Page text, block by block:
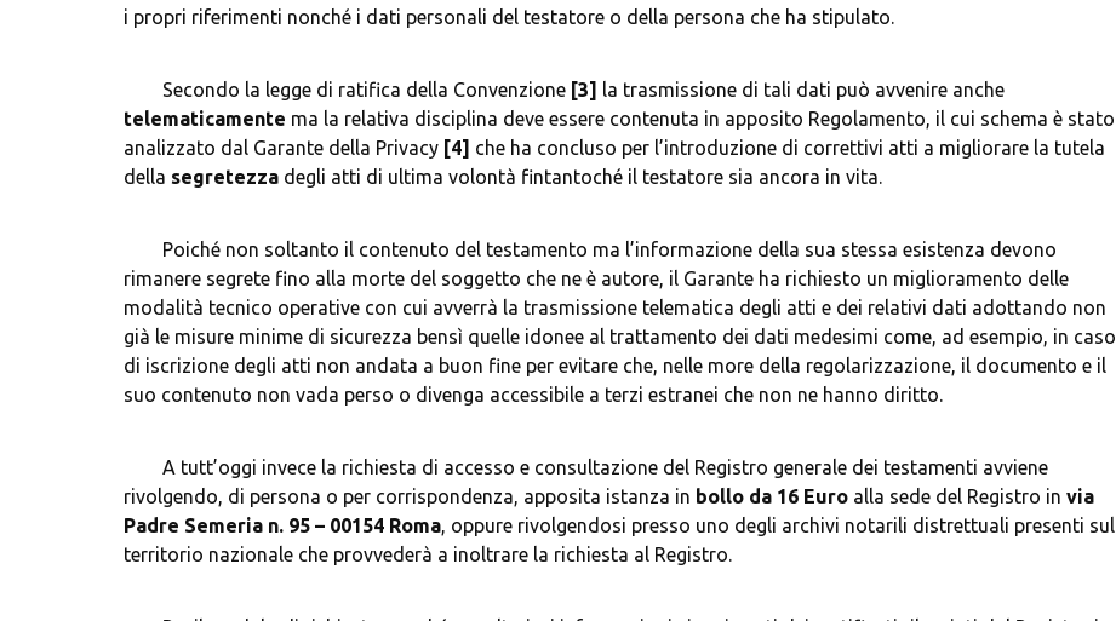
	Secondo la legge di ratifica della Convenzione
[3]
telematicamente ma la relativa disciplina deve essere contenuta in apposito Regolamento, il cui schema è stato
analizzato dal Garante della Privacy [4] che ha concluso per l’introduzione di correttivi atti a migliorare la tutela
della segretezza
rimanere segrete fino alla morte del soggetto che ne è autore, il Garante ha richiesto un miglioramento delle
modalità tecnico operative con cui avverrà la trasmissione telematica degli atti e dei relativi dati adottando non
già le misure minime di sicurezza bensì quelle idonee al trattamento dei dati medesimi come, ad esempio, in caso
di iscrizione degli atti non andata a buon fine per evitare che, nelle more della regolarizzazione, il documento e il
rivolgendo, di persona o per corrispondenza, apposita istanza in bollo da 16 Euro alla sede del Registro in via
Padre Semeria n. 95 – 00154 Roma, oppure rivolgendosi presso uno degli archivi notarili distrettuali presenti sul